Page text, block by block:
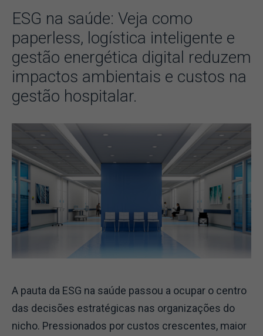
ESG na saúde: Veja como
paperless, logística inteligente e
gestão energética digital reduzem
impactos ambientais e custos na
gestão hospitalar.
A pauta da ESG na saúde passou a ocupar o centro
das decisões estratégicas nas organizações do
nicho. Pressionados por custos crescentes, maior